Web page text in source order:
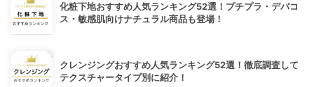
化粧下地おすすめ人気ランキング52選！プチプラ・デパコ
ス・敏感肌向けナチュラル商品も登場！
クレンジングおすすめ人気ランキング52選！徹底調査して
テクスチャータイプ別に紹介！